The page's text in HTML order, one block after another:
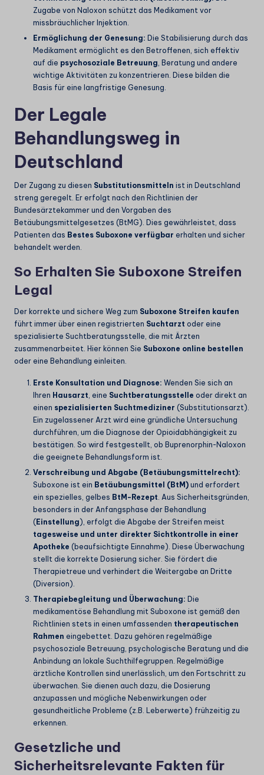
Zugabe von Naloxon schützt das Medikament vor
missbräuchlicher Injektion.
Ermöglichung der Genesung: Die Stabilisierung durch das
Medikament ermöglicht es den Betroffenen, sich effektiv
auf die psychosoziale Betreuung , Beratung und andere
wichtige Aktivitäten zu konzentrieren. Diese bilden die
Basis für eine langfristige Genesung.
Der Legale
Behandlungsweg in
Deutschland
Der Zugang zu diesen Substitutionsmitteln ist in Deutschland
streng geregelt. Er erfolgt nach den Richtlinien der
Bundesärztekammer und den Vorgaben des
Betäubungsmittelgesetzes (BtMG). Dies gewährleistet, dass
Patienten das Bestes Suboxone verfügbar erhalten und sicher
behandelt werden.
So Erhalten Sie Suboxone Streifen
Legal
Der korrekte und sichere Weg zum Suboxone Streifen kaufen
führt immer über einen registrierten Suchtarzt oder eine
spezialisierte Suchtberatungsstelle, die mit Ärzten
zusammenarbeitet. Hier können Sie Suboxone online bestellen
oder eine Behandlung einleiten.
Erste Konsultation und Diagnose: Wenden Sie sich an
Ihren Hausarzt , eine Suchtberatungsstelle oder direkt an
einen spezialisierten Suchtmediziner (Substitutionsarzt).
Ein zugelassener Arzt wird eine gründliche Untersuchung
durchführen, um die Diagnose der Opioidabhängigkeit zu
bestätigen. So wird festgestellt, ob Buprenorphin-Naloxon
die geeignete Behandlungsform ist.
Verschreibung und Abgabe (Betäubungsmittelrecht):
Suboxone ist ein Betäubungsmittel (BtM) und erfordert
ein spezielles, gelbes BtM-Rezept. Aus Sicherheitsgründen,
besonders in der Anfangsphase der Behandlung
(Einstellung), erfolgt die Abgabe der Streifen meist
tagesweise und unter direkter Sichtkontrolle in einer
Apotheke (beaufsichtigte Einnahme). Diese Überwachung
stellt die korrekte Dosierung sicher. Sie fördert die
Therapietreue und verhindert die Weitergabe an Dritte
(Diversion).
Therapiebegleitung und Überwachung: Die
medikamentöse Behandlung mit Suboxone ist gemäß den
Richtlinien stets in einen umfassenden therapeutischen
Rahmen eingebettet. Dazu gehören regelmäßige
psychosoziale Betreuung, psychologische Beratung und die
Anbindung an lokale Suchthilfegruppen. Regelmäßige
ärztliche Kontrollen sind unerlässlich, um den Fortschritt zu
überwachen. Sie dienen auch dazu, die Dosierung
anzupassen und mögliche Nebenwirkungen oder
gesundheitliche Probleme (z.B. Leberwerte) frühzeitig zu
erkennen.
Gesetzliche und
Sicherheitsrelevante Fakten für